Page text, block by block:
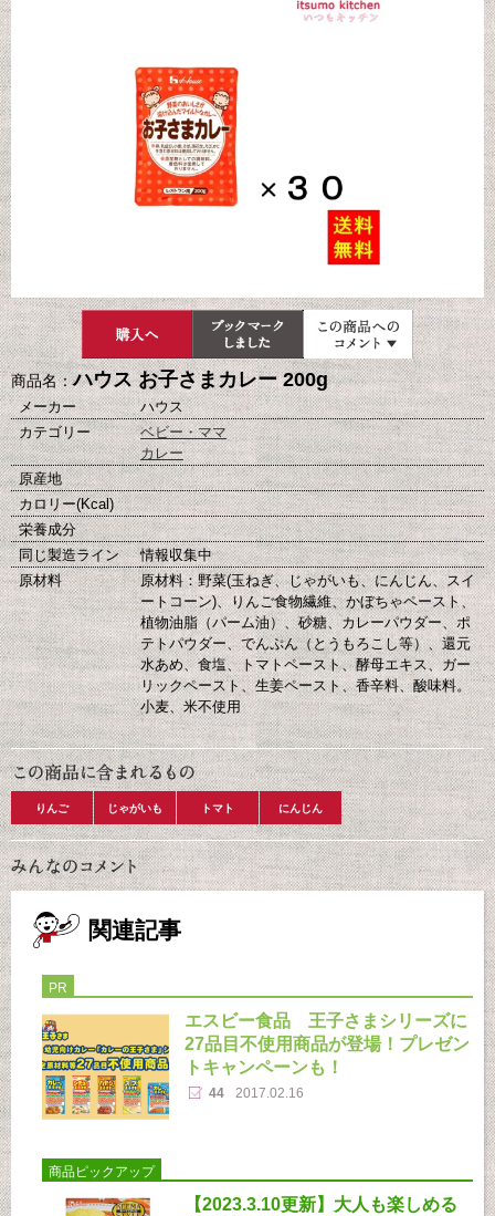
商品名：ハウス お子さまカレー 200g
メーカー
ハウス
カテゴリー
ベビー・ママ
カレー
原産地
カロリー(Kcal)
栄養成分
同じ製造ライン
情報収集中
原材料
原材料：野菜(玉ねぎ、じゃがいも、にんじん、スイ
ートコーン)、りんご食物繊維、かぼちゃペースト、
植物油脂（パーム油）、砂糖、カレーパウダー、ポ
テトパウダー、でんぷん（とうもろこし等）、還元
水あめ、食塩、トマトペースト、酵母エキス、ガー
リックペースト、生姜ペースト、香辛料、酸味料。
小麦、米不使用
りんご じゃがいも トマト にんじん
関連記事
PR
エスビー食品 王子さまシリーズに
27品目不使用商品が登場！プレゼン
トキャンペーンも！
44 2017.02.16
商品ピックアップ
【2023.3.10更新】大人も楽しめる